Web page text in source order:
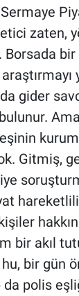
zaten,
Borsada
gider
Gitmiş,
bir akıl
hu, bir gün
da polis